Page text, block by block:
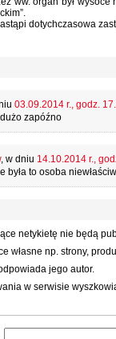
dotychczasowa
03.09.2014 r., godz.
zapóźno
, w dniu 14.10.2014 r.,
była to osoba
netykietę nie będą
własne np. strony,
jego autor.
w serwisie